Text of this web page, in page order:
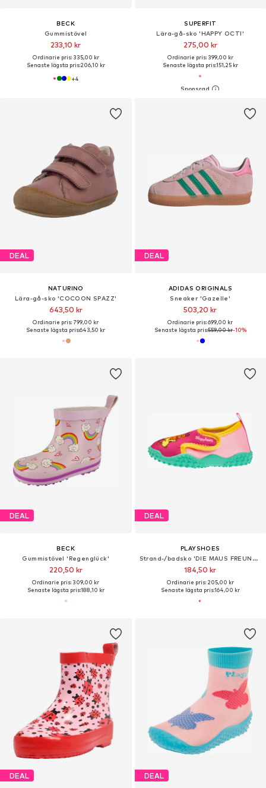
BECK
Gummistövel
233,10 kr
Ordinarie pris: 335,00 kr
Senaste lägsta pris:206,10 kr
+4
SUPERFIT
Lära-gå-sko 'HAPPY OCTI'
275,00 kr
Ordinarie pris: 399,00 kr
Senaste lägsta pris:151,25 kr
DEAL
NATURINO
Lära-gå-sko 'COCOON SPAZZ'
643,50 kr
Ordinarie pris: 799,00 kr
Senaste lägsta pris:643,50 kr
DEAL
ADIDAS ORIGINALS
Sneaker 'Gazelle'
503,20 kr
Ordinarie pris: 699,00 kr
Senaste lägsta pris:559,00 kr-10%
DEAL
BECK
Gummistövel 'Regenglück'
220,50 kr
Ordinarie pris: 309,00 kr
Senaste lägsta pris:188,10 kr
DEAL
PLAYSHOES
Strand-/badsko 'DIE MAUS FREUNDE'
184,50 kr
Ordinarie pris: 205,00 kr
Senaste lägsta pris:164,00 kr
DEAL DEAL